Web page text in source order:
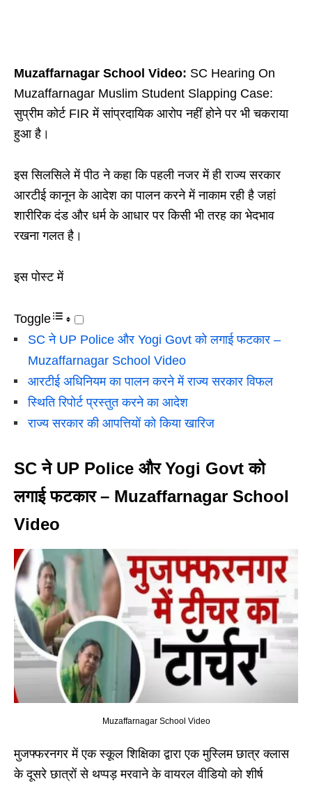
Muzaffarnagar School Video: SC Hearing On
Muzaffarnagar Muslim Student Slapping Case:
सुप्रीम कोर्ट FIR में सांप्रदायिक आरोप नहीं होने पर भी चकराया
हुआ है।
इस सिलसिले में पीठ ने कहा कि पहली नजर में ही राज्य सरकार
आरटीई कानून के आदेश का पालन करने में नाकाम रही है जहां
शारीरिक दंड और धर्म के आधार पर किसी भी तरह का भेदभाव
रखना गलत है।
इस पोस्ट में
Toggle
SC ने UP Police और Yogi Govt को लगाई फटकार –
Muzaffarnagar School Video
आरटीई अधिनियम का पालन करने में राज्य सरकार विफल
स्थिति रिपोर्ट प्रस्तुत करने का आदेश
राज्य सरकार की आपत्तियों को किया खारिज
SC ने UP Police और Yogi Govt को
लगाई फटकार – Muzaffarnagar School
Video
Muzaffarnagar School Video
मुजफ्फरनगर में एक स्कूल शिक्षिका द्वारा एक मुस्लिम छात्र क्लास
के दूसरे छात्रों से थप्पड़ मरवाने के वायरल वीडियो को शीर्ष